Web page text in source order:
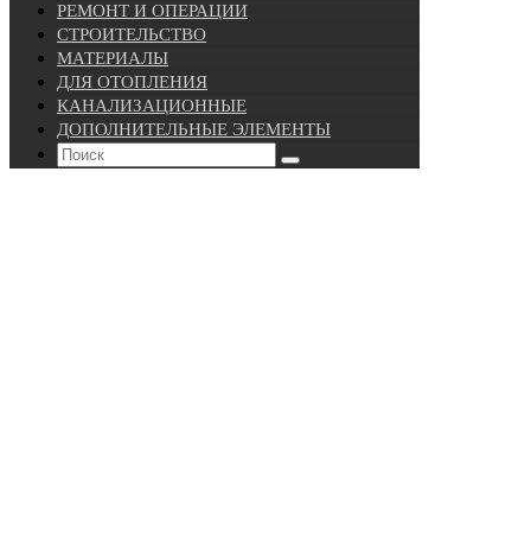
РЕМОНТ И ОПЕРАЦИИ
СТРОИТЕЛЬСТВО
МАТЕРИАЛЫ
ДЛЯ ОТОПЛЕНИЯ
КАНАЛИЗАЦИОННЫЕ
ДОПОЛНИТЕЛЬНЫЕ ЭЛЕМЕНТЫ